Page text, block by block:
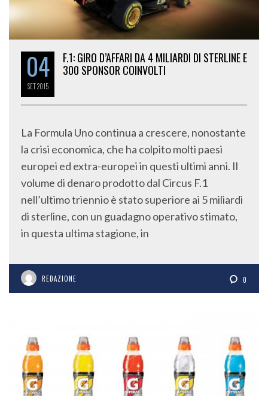
04
SET2015
F.1: GIRO D’AFFARI DA 4 MILIARDI DI STERLINE E
300 SPONSOR COINVOLTI
La Formula Uno continua a crescere, nonostante
la crisi economica, che ha colpito molti paesi
europei ed extra-europei in questi ultimi anni. Il
volume di denaro prodotto dal Circus F.1
nell’ultimo triennio è stato superiore ai 5 miliardi
di sterline, con un guadagno operativo stimato,
in questa ultima stagione, in
REDAZIONE 0